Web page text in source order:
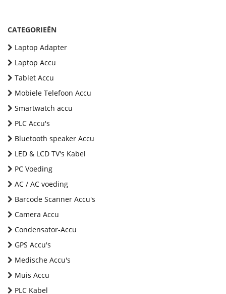
CATEGORIEËN
Laptop Adapter
Laptop Accu
Tablet Accu
Mobiele Telefoon Accu
Smartwatch accu
PLC Accu's
Bluetooth speaker Accu
LED & LCD TV's Kabel
PC Voeding
AC / AC voeding
Barcode Scanner Accu's
Camera Accu
Condensator-Accu
GPS Accu's
Medische Accu's
Muis Accu
PLC Kabel